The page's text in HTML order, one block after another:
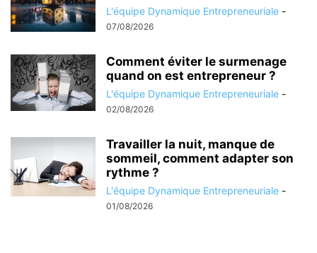
L'équipe Dynamique Entrepreneuriale -
07/08/2026
Comment éviter le surmenage
quand on est entrepreneur ?
L'équipe Dynamique Entrepreneuriale -
02/08/2026
Travailler la nuit, manque de
sommeil, comment adapter son
rythme ?
L'équipe Dynamique Entrepreneuriale -
01/08/2026